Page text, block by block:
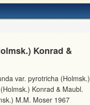
Konrad &
var. pyrotricha (Holmsk.)
Konrad & Maubl.
M.M. Moser 1967